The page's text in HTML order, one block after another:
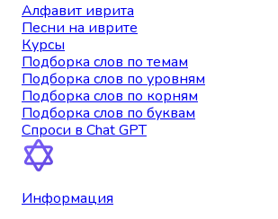
Алфавит иврита
Песни на иврите
Курсы
Подборка слов по темам
Подборка слов по уровням
Подборка слов по корням
Подборка слов по буквам
Спроси в Chat GPT
Информация